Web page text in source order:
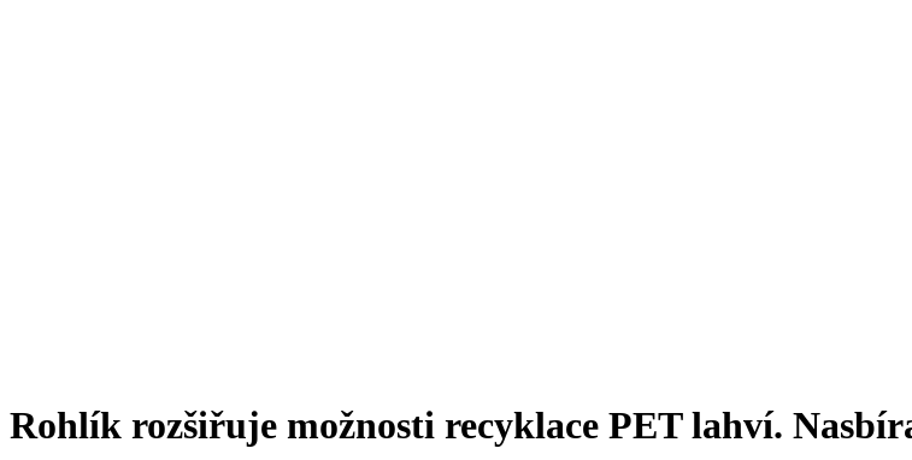
Rohlík rozšiřuje možnosti recyklace PET lahví.